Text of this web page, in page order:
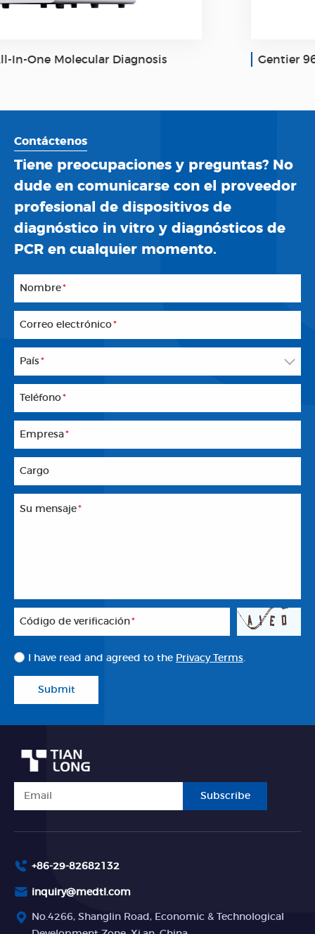
Gentier 96E Real-Time PCR System
Contáctenos
Tiene preocupaciones y preguntas? No
dude en comunicarse con el proveedor
profesional de dispositivos de
diagnóstico in vitro y diagnósticos de
PCR en cualquier momento.
Nombre*
Correo electrónico*
País *
Teléfono*
Empresa*
Cargo
Su mensaje*
Código de verificación*
I have read and agreed to the Privacy Terms
Submit
Subscribe
+86-29-82682132
inquiry@medtl.com
No.4266, Shanglin Road, Economic & Technological